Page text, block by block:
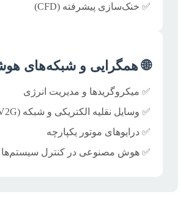
✅ خنک‌سازی پیشرفته (CFD)
🌐 همگرایی و شبکه‌های
✅ میکروگریدها و مدیریت انرژی
✅ وسایل نقلیه الکتریکی و شبکه (V2G)
✅ درایوهای موتور یکپارچه
✅ هوش مصنوعی در کنترل سیستم‌ها